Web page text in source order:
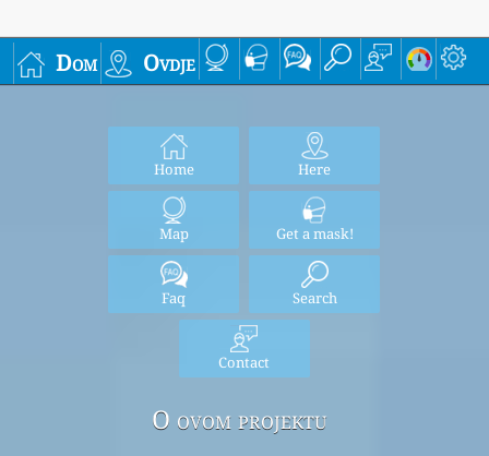
Dom Ovdje
Home Here
Map Get a mask!
Faq Search
Contact
O ovom projektu